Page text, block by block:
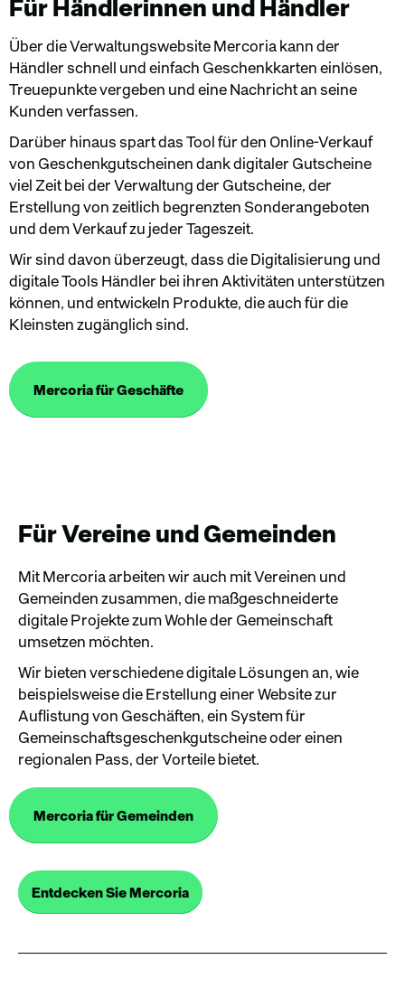
Für Händlerinnen und Händler
Über die Verwaltungswebsite Mercoria kann der
Händler schnell und einfach Geschenkkarten einlösen,
Treuepunkte vergeben und eine Nachricht an seine
Kunden verfassen.
Darüber hinaus spart das Tool für den Online-Verkauf
von Geschenkgutscheinen dank digitaler Gutscheine
viel Zeit bei der Verwaltung der Gutscheine, der
Erstellung von zeitlich begrenzten Sonderangeboten
und dem Verkauf zu jeder Tageszeit.
Wir sind davon überzeugt, dass die Digitalisierung und
digitale Tools Händler bei ihren Aktivitäten unterstützen
können, und entwickeln Produkte, die auch für die
Kleinsten zugänglich sind.
Mercoria für Geschäfte
Für Vereine und Gemeinden
Mit Mercoria arbeiten wir auch mit Vereinen und
Gemeinden zusammen, die maßgeschneiderte
digitale Projekte zum Wohle der Gemeinschaft
umsetzen möchten.
Wir bieten verschiedene digitale Lösungen an, wie
beispielsweise die Erstellung einer Website zur
Auflistung von Geschäften, ein System für
Gemeinschaftsgeschenkgutscheine oder einen
regionalen Pass, der Vorteile bietet.
Mercoria für Gemeinden
Entdecken Sie Mercoria